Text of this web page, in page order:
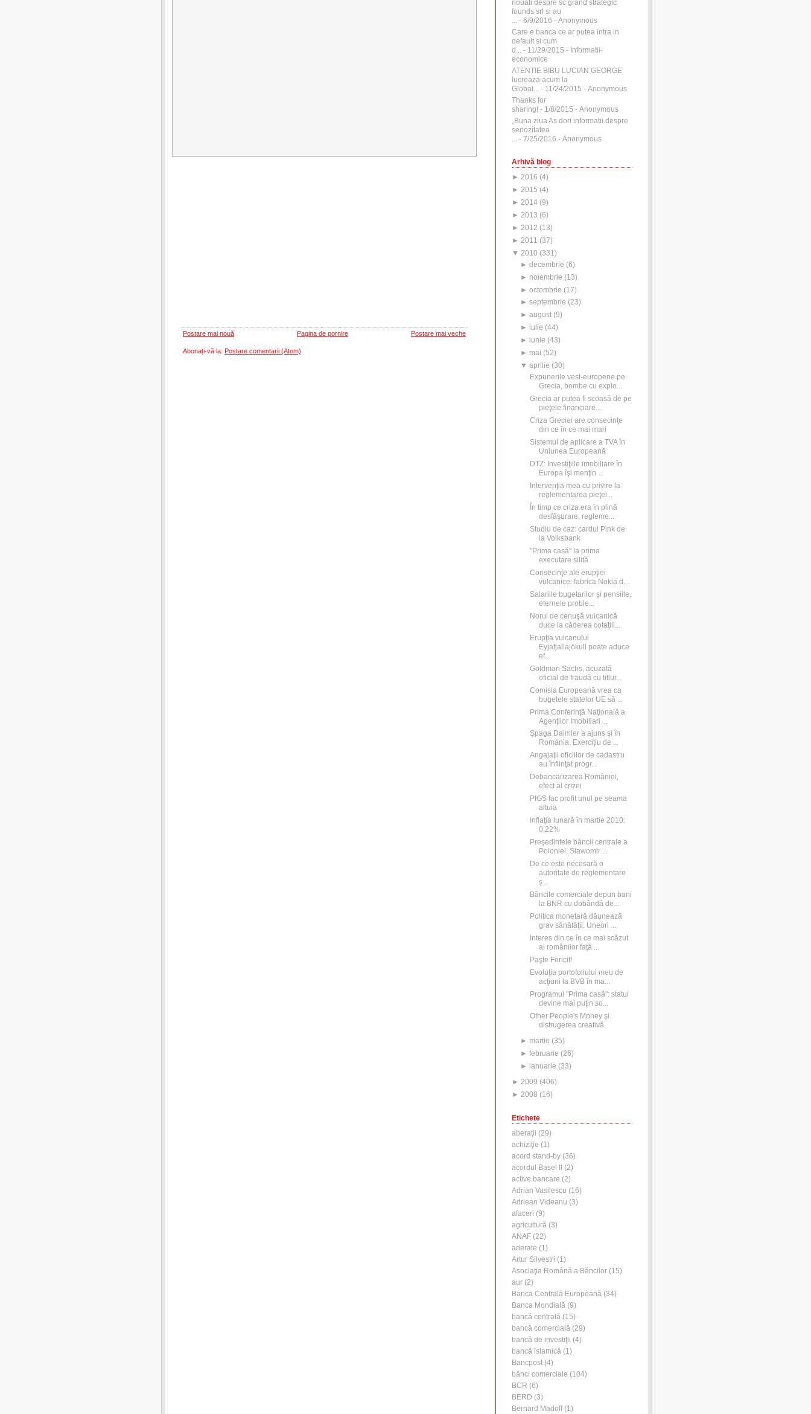
Postare mai nouă Postare mai veche
Pagina de pornire
Abonați-vă la: Postare comentarii (Atom)
nouati despre sc grand strategic
founds srl si au
... - 6/9/2016 - Anonymous
Care e banca ce ar putea intra in
default si cum
d... - 11/29/2015 - Informatii-
economice
ATENTIE BIBU LUCIAN GEORGE
lucreaza acum la
Global... - 11/24/2015 - Anonymous
Thanks for
sharing! - 1/8/2015 - Anonymous
„Buna ziua As dori informatii despre
seriozitatea
... - 7/25/2016 - Anonymous
Arhivă blog
► 2016 (4)
► 2015 (4)
► 2014 (9)
► 2013 (6)
► 2012 (13)
► 2011 (37)
▼ 2010 (331 )
►decembrie (6)
► noiembrie (13)
►octombrie (17)
►septembrie (23)
►august (9)
► iulie (44)
► iunie (43)
► mai (52)
▼aprilie (30)
Expunerile vest-europene pe
Grecia, bombe cu explo...
Grecia ar putea fi scoasă de pe
pieţele financiare...
Criza Greciei are consecinţe
din ce în ce mai mari
Sistemul de aplicare a TVA în
Uniunea Europeană
DTZ: Investiţiile imobiliare în
Europa îşi menţin ...
Intervenţia mea cu privire la
reglementarea pieţei...
În timp ce criza era în plină
desfăşurare, regleme...
Studiu de caz: cardul Pink de
la Volksbank
"Prima casă" la prima
executare silită
Consecinţe ale erupţiei
vulcanice: fabrica Nokia d...
Salariile bugetarilor şi pensiile,
eternele proble...
Norul de cenuşă vulcanică
duce la căderea cotaţiil...
Erupţia vulcanului
Eyjafjallajökull poate aduce
ef...
Goldman Sachs, acuzată
oficial de fraudă cu titlur...
Comisia Europeană vrea ca
bugetele statelor UE să ...
Prima Conferinţă Naţională a
Agenţilor Imobiliari ...
Şpaga Daimler a ajuns şi în
România. Exerciţiu de ...
Angajaţii oficiilor de cadastru
au înfiinţat progr...
Debancarizarea României,
efect al crizei
PIGS fac profit unul pe seama
altuia
Inflaţia lunară în martie 2010:
0,22%
Preşedintele băncii centrale a
Poloniei, Sławomir ...
De ce este necesară o
autoritate de reglementare
ş...
Băncile comerciale depun bani
la BNR cu dobândă de...
Politica monetară dăunează
grav sănătăţii. Uneori ...
Interes din ce în ce mai scăzut
al românilor faţă ...
Paşte Fericit!
Evoluţia portofoliului meu de
acţiuni la BVB în ma...
Programul "Prima casă": statul
devine mai puţin so...
Other People's Money şi
distrugerea creativă
► martie (35)
►februarie (26)
► ianuarie (33)
► 2009 (406)
► 2008 (16)
Etichete
aberaţii (29)
achiziţie (1)
acord stand-by (36)
acordul Basel II
(2)
active bancare (2)
Adrian Vasilescu (16)
Adriean Videanu (3)
afaceri (9)
agricultură (3)
ANAF (22)
arierate (1)
Artur Silvestri (1)
Asociaţia Română a Băncilor (15)
aur (2)
Banca Centrală Europeană (34)
Banca Mondială (9)
bancă centrală (15)
bancă comercială (29)
bancă de investiţii (4)
bancă islamică (1)
Bancpost (4)
bănci comerciale (104)
BCR (6)
BERD (3)
Bernard Madoff(1)